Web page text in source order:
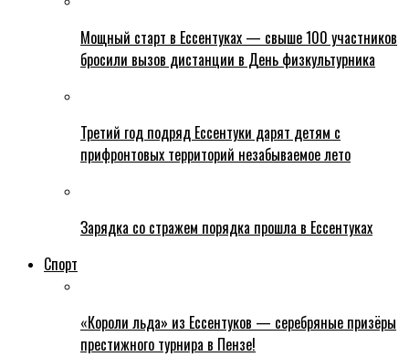
Мощный старт в Ессентуках — свыше 100 участников
бросили вызов дистанции в День физкультурника
Третий год подряд Ессентуки дарят детям с
прифронтовых территорий незабываемое лето
Зарядка со стражем порядка прошла в Ессентуках
Спорт
«Короли льда» из Ессентуков — серебряные призёры
престижного турнира в Пензе!